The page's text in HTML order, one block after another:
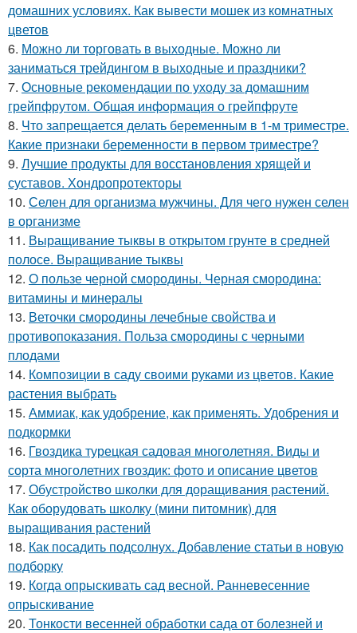
домашних условиях. Как вывести мошек из комнатных
цветов
6. Можно ли торговать в выходные. Можно ли
заниматься трейдингом в выходные и праздники?
7. Основные рекомендации по уходу за домашним
грейпфрутом. Общая информация о грейпфруте
8. Что запрещается делать беременным в 1-м триместре.
Какие признаки беременности в первом триместре?
9. Лучшие продукты для восстановления хрящей и
суставов. Хондропротекторы
10. Селен для организма мужчины. Для чего нужен селен
в организме
11. Выращивание тыквы в открытом грунте в средней
полосе. Выращивание тыквы
12. О пользе черной смородины. Черная смородина:
витамины и минералы
13. Веточки смородины лечебные свойства и
противопоказания. Польза смородины с черными
плодами
14. Композиции в саду своими руками из цветов. Какие
растения выбрать
15. Аммиак, как удобрение, как применять. Удобрения и
подкормки
16. Гвоздика турецкая садовая многолетняя. Виды и
сорта многолетних гвоздик: фото и описание цветов
17. Обустройство школки для доращивания растений.
Как оборудовать школку (мини питомник) для
выращивания растений
18. Как посадить подсолнух. Добавление статьи в новую
подборку
19. Когда опрыскивать сад весной. Ранневесенние
опрыскивание
20. Тонкости весенней обработки сада от болезней и